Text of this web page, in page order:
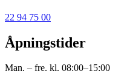
22 94 75 00
Åpningstider
Man. – fre. kl. 08:00–15:00